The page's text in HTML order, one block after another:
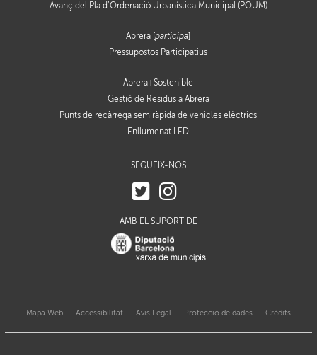
Avanç del Pla d’Ordenació Urbanística Municipal (POUM)
Abrera [participa
Pressupostos Participatius
Abrera+Sostenible
Gestió de Residus a Abrera
Punts de recàrrega semiràpida de vehicles elèctrics
Enllumenat LED
SEGUEIX-NOS
AMB EL SUPORT DE
Mapa Web Accessibilitat Avis Legal Protecció de dades Crèdits